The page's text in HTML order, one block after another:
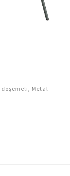
Metal